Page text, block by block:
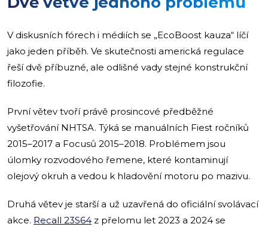
V diskusních fórech i médiích se „EcoBoost kauza“ líčí
jako jeden příběh. Ve skutečnosti americká regulace
řeší dvě příbuzné, ale odlišné vady stejné konstrukční
filozofie.
První větev tvoří právě prosincové předběžné
vyšetřování NHTSA. Týká se manuálních Fiest ročníků
2015–2017 a Focusů 2015–2018. Problémem jsou
úlomky rozvodového řemene, které kontaminují
olejový okruh a vedou k hladovění motoru po mazivu.
Druhá větev je starší a už uzavřená do oficiální svolávací
akce. Recall 23S64 z přelomu let 2023 a 2024 se